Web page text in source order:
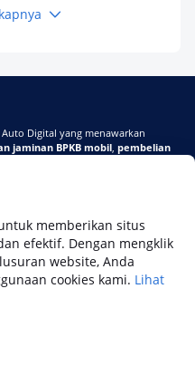
memberikan situs
efektif. Dengan mengklik
website, Anda
cookies kami. Lihat
Apakah Langsung
Simak Peraturan
Digital yang menawarkan
jaminan BPKB mobil pembelian